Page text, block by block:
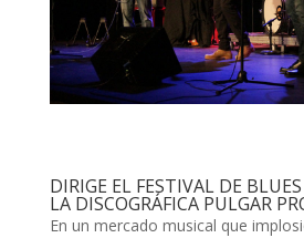
DIRIGE EL FESTIVAL DE
LA DISCOGRÁFICA PULGAR
En un mercado musical que